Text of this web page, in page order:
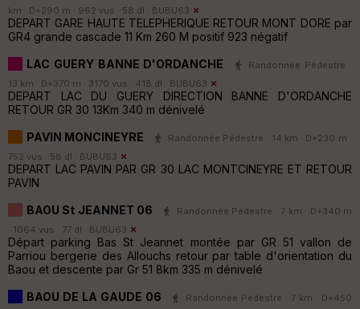
km · D+290 m · 962 vus · 58 dl · BUBU63
DEPART GARE HAUTE TELEPHERIQUE RETOUR MONT DORE par
GR4 grande cascade 11 Km 260 M positif 923 négatif
LAC GUERY BANNE D'ORDANCHE
Randonnée Pédestre ·
13 km · D+370 m · 3170 vus · 418 dl · BUBU63
DEPART LAC DU GUERY DIRECTION BANNE D'ORDANCHE
RETOUR GR 30 13Km 340 m dénivelé
PAVIN MONCINEYRE
Randonnée Pédestre · 14 km · D+230 m ·
752 vus · 58 dl · BUBU63
DEPART LAC PAVIN PAR GR 30 LAC MONTCINEYRE ET RETOUR
PAVIN
BAOU St JEANNET 06
Randonnée Pédestre · 7 km · D+340 m
· 1064 vus · 77 dl · BUBU63
Départ parking Bas St Jeannet montée par GR 51 vallon de
Parriou bergerie des Allouchs retour par table d'orientation du
Baou et descente par Gr 51 8km 335 m dénivelé
BAOU DE LA GAUDE 06
Randonnée Pédestre · 7 km · D+450